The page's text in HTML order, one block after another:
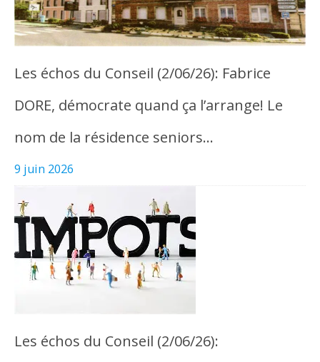
Les échos du Conseil (2/06/26): Fabrice
DORE, démocrate quand ça l’arrange! Le
nom de la résidence seniors…
9 juin 2026
Les échos du Conseil (2/06/26):